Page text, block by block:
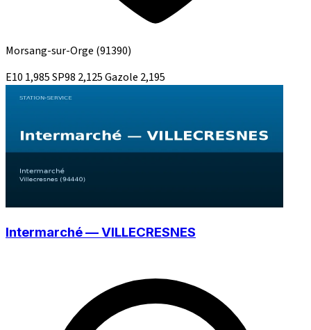
Morsang-sur-Orge (91390)
E10 1,985SP98 2,125Gazole 2,195
Intermarché — VILLECRESNES